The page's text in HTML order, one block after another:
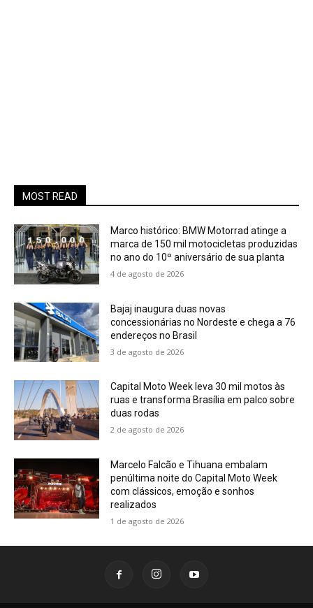
MOST READ
Marco histórico: BMW Motorrad atinge a
marca de 150 mil motocicletas produzidas
no ano do 10º aniversário de sua planta
4 de agosto de 2026
Bajaj inaugura duas novas
concessionárias no Nordeste e chega a 76
endereços no Brasil
3 de agosto de 2026
Capital Moto Week leva 30 mil motos às
ruas e transforma Brasília em palco sobre
duas rodas
2 de agosto de 2026
Marcelo Falcão e Tihuana embalam
penúltima noite do Capital Moto Week
com clássicos, emoção e sonhos
realizados
1 de agosto de 2026